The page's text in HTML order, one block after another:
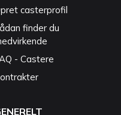
casterprofil
finder du
- Castere